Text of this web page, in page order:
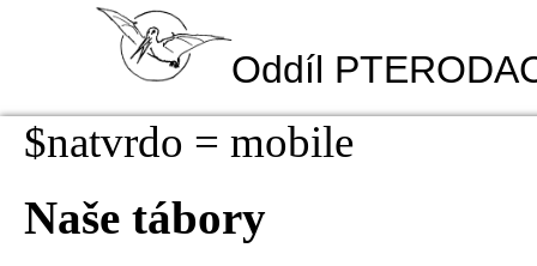
Oddíl
$natvrdo = mobile
Naše tábory